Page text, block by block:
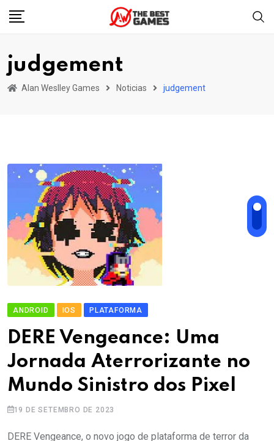
Skip
judgement
Alan Weslley Games Noticias judgement
ANDROID IOS PLATAFORMA
DERE Vengeance: Uma
Jornada Aterrorizante no
Mundo Sinistro dos Pixel
19 DE SETEMBRO DE 2023
DERE Vengeance, o novo jogo de plataforma de terror da